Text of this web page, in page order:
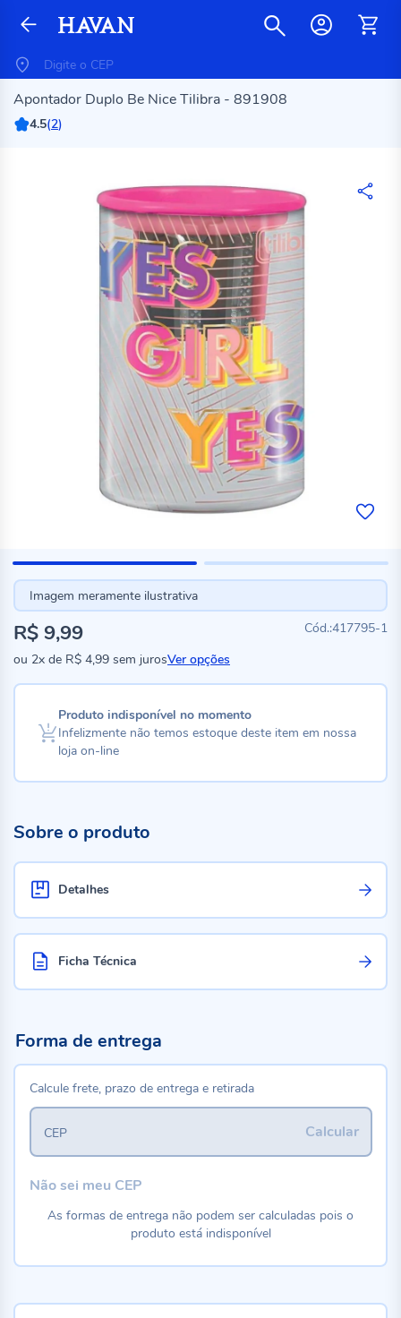
Apontador Duplo Be Nice Tilibra - 891908
4.5(2)
Imagem meramente ilustrativa
417795-1
R$ 9,99
ou 2x de R$ 4,99 sem jurosVer opções
Produto indisponível no momento
Infelizmente não temos estoque deste item em nossa
loja on-line
Sobre o produto
Detalhes
Ficha Técnica
Forma de entrega
Calcule frete, prazo de entrega e retirada
Calcular
CEP
Não sei meu CEP
As formas de entrega não podem ser calculadas pois o
produto está indisponível